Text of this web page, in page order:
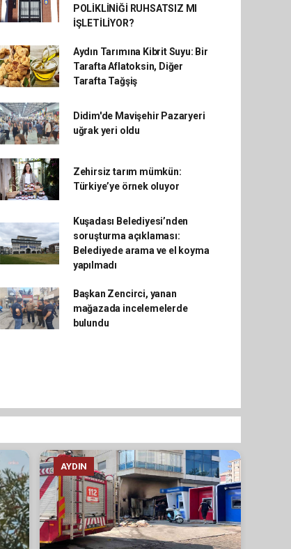
POLİKLİNİĞİ RUHSATSIZ MI
İŞLETİLİYOR?
Aydın Tarımına Kibrit Suyu: Bir
Tarafta Aflatoksin, Diğer
Tarafta Tağşiş
Didim'de Mavişehir Pazaryeri
uğrak yeri oldu
Zehirsiz tarım mümkün:
Türkiye’ye örnek oluyor
Kuşadası Belediyesi’nden
soruşturma açıklaması:
Belediyede arama ve el koyma
yapılmadı
Başkan Zencirci, yanan
mağazada incelemelerde
bulundu
AYDIN